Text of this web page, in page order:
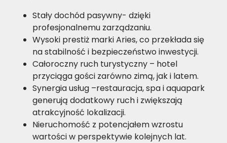
Stały dochód pasywny- dzięki
profesjonalnemu zarządzaniu.
Wysoki prestiż marki Aries, co przekłada się
na stabilność i bezpieczeństwo inwestycji.
Całoroczny ruch turystyczny – hotel
przyciąga gości zarówno zimą, jak i latem.
Synergia usług –restauracja, spa i aquapark
generują dodatkowy ruch i zwiększają
atrakcyjność lokalizacji.
Nieruchomość z potencjałem wzrostu
wartości w perspektywie kolejnych lat.